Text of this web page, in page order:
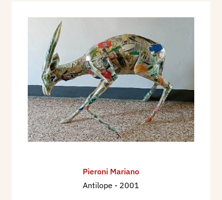
Pieroni Mariano
Antilope - 2001